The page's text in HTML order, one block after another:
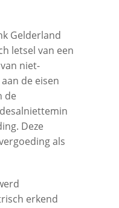
Gelderland
letsel van een
niet-
de eisen
de
Deze
als
erkend